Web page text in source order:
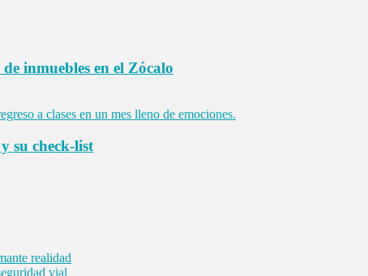
inmuebles en el Zócalo
su check-list
realidad
vial